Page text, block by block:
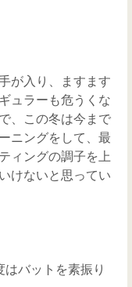
が入り、ますます
ュラーも危うくな
、この冬は今まで
ニングをして、最
ィングの調子を上
けないと思ってい
はバットを素振り